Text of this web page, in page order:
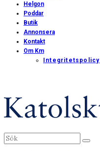
Helgon
Poddar
Butik
Annonsera
Kontakt
Om Km
Integritetspolicy